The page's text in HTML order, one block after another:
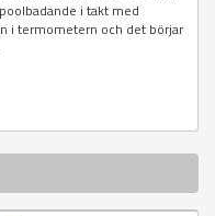
i takt med
i termometern och det börjar